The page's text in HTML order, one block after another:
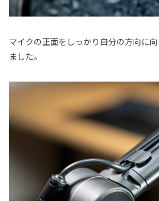
マイクの正面をしっかり自分の方向に
ました。